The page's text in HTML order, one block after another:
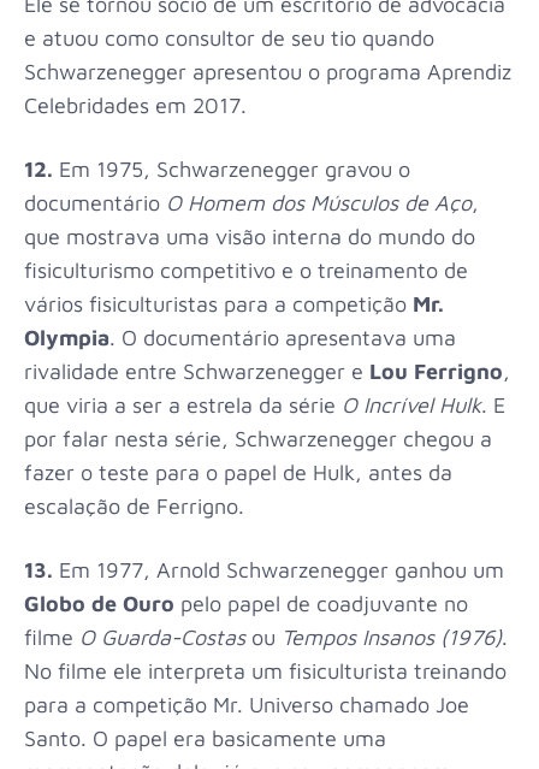
e atuou como consultor de seu tio quando
Schwarzenegger apresentou o programa Aprendiz
Celebridades em 2017.
12. Em 1975, Schwarzenegger gravou o
documentário O Homem dos Músculos de Aço,
que mostrava uma visão interna do mundo do
fisiculturismo competitivo e o treinamento de
vários fisiculturistas para a competição Mr.
Olympia. O documentário apresentava uma
rivalidade entre Schwarzenegger e Lou Ferrigno,
que viria a ser a estrela da série O Incrível Hulk. E
por falar nesta série, Schwarzenegger chegou a
fazer o teste para o papel de Hulk, antes da
escalação de Ferrigno.
13. Em 1977, Arnold Schwarzenegger ganhou um
Globo de Ouro pelo papel de coadjuvante no
filme O Guarda-Costasou Tempos Insanos(1976).
No filme ele interpreta um fisiculturista treinando
para a competição Mr. Universo chamado Joe
Santo. O papel era basicamente uma